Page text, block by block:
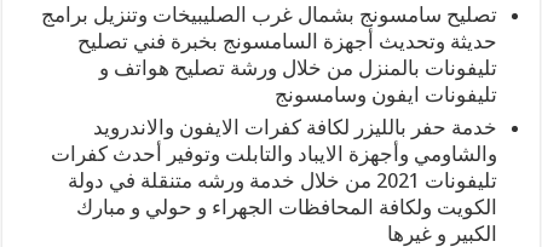
تصليح سامسونج بشمال غرب الصليبيخات وتنزيل برامج
حديثة وتحديث أجهزة السامسونج بخبرة فني تصليح
تليفونات بالمنزل من خلال ورشة تصليح هواتف و
تليفونات ايفون وسامسونج
خدمة حفر بالليزر لكافة كفرات الايفون والاندرويد
والشاومي وأجهزة الايباد والتابلت وتوفير أحدث كفرات
تليفونات 2021 من خلال خدمة ورشه متنقلة في دولة
الكويت ولكافة المحافظات الجهراء و حولي و مبارك
الكبير و غيرها